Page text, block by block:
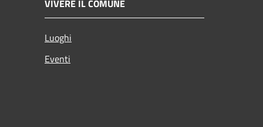
VIVERE IL COMUNE
Luoghi
Eventi